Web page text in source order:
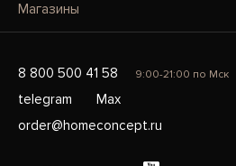
Магазины
8 800 500 41 58 9:00-21:00 по Мск
telegram
Max
order@homeconcept.ru